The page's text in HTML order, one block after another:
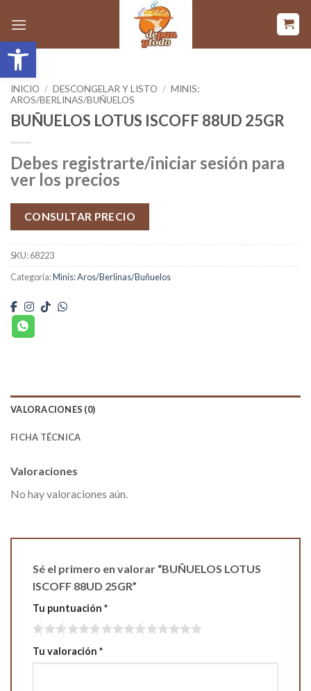
Abrir barra de herramientas
contenido
INICIO / DESCONGELAR Y LISTO / MINIS:
AROS/BERLINAS/BUÑUELOS
BUÑUELOS LOTUS ISCOFF 88UD 25GR
Debes registrarte/iniciar sesión para
ver los precios
CONSULTAR PRECIO
SKU:68223
Categoría:Minis: Aros/Berlinas/Buñuelos
VALORACIONES (0)
FICHA TÉCNICA
Valoraciones
No hay valoraciones aún.
Sé el primero en valorar “BUÑUELOS LOTUS
ISCOFF 88UD 25GR”
Tu puntuación *
Tu valoración *